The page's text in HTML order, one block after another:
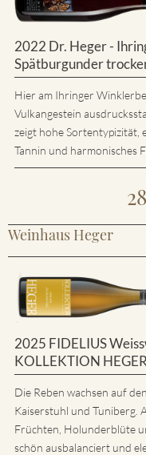
2022 Dr. Heger -
Spätburgunder
Hier am Ihringer
Vulkangestein
zeigt hohe Sortentypizität,
Tannin und harmonisches
Weinhaus Heger
2025 FIDELIUS
KOLLEKTION HEGER
Die Reben wachsen auf
Kaiserstuhl und Tuniberg.
Früchten, Holunderblüte
schön ausbalanciert und